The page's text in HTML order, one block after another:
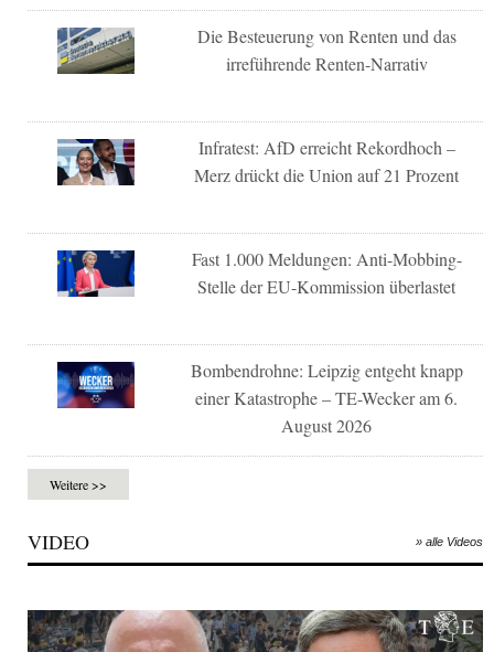
Die Besteuerung von Renten und das
irreführende Renten-Narrativ
Infratest: AfD erreicht Rekordhoch –
Merz drückt die Union auf 21 Prozent
Fast 1.000 Meldungen: Anti-Mobbing-
Stelle der EU-Kommission überlastet
Bombendrohne: Leipzig entgeht knapp
einer Katastrophe – TE-Wecker am 6.
August 2026
Weitere >>
VIDEO » alle Videos